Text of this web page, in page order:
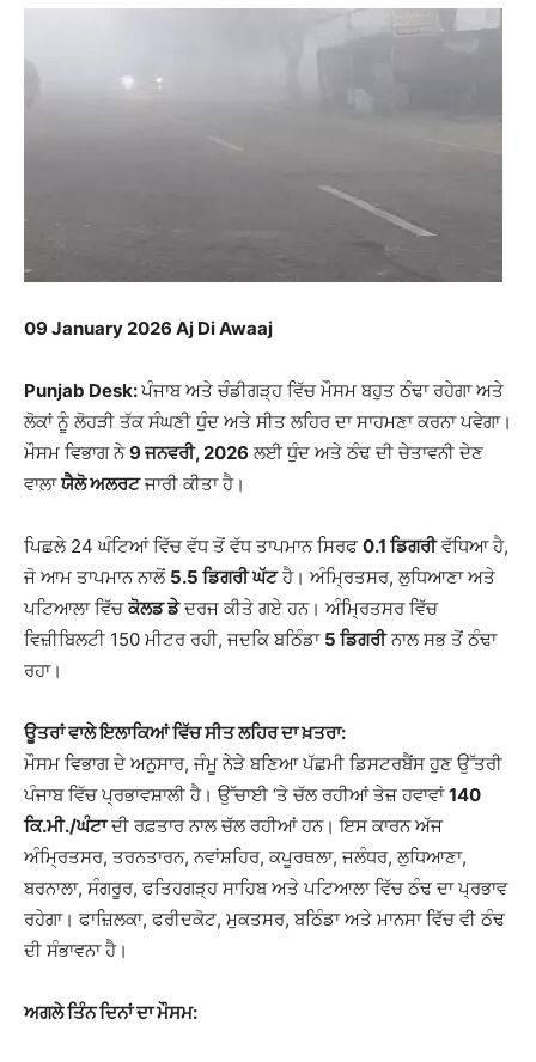
09 January 2026 Aj Di Awaaj
Punjab Desk:ਪੰਜਾਬ ਅਤੇ ਚੰਡੀਗੜ੍ਹ ਵਿੱਚ ਮੌਸਮ ਬਹੁਤ ਠੰਢਾ ਰਹੇਗਾ ਅਤੇ
ਲੋਕਾਂ ਨੂੰ ਲੋਹੜੀ ਤੱਕ ਸੰਘਣੀ ਧੁੰਦ ਅਤੇ ਸੀਤ ਲਹਿਰ ਦਾ ਸਾਹਮਣਾ ਕਰਨਾ ਪਵੇਗਾ।
ਮੌਸਮ ਵਿਭਾਗ ਨੇ9 ਜਨਵਰੀ, 2026 ਲਈ ਧੁੰਦ ਅਤੇ ਠੰਢ ਦੀ ਚੇਤਾਵਨੀ ਦੇਣ
ਵਾਲਾਯੈਲੋ ਅਲਰਟਜਾਰੀ ਕੀਤਾ ਹੈ।
ਪਿਛਲੇ 24 ਘੰਟਿਆਂ ਵਿੱਚ ਵੱਧ ਤੋਂ ਵੱਧ ਤਾਪਮਾਨ ਸਿਰਫ 0.1 ਡਿਗਰੀਵੱਧਿਆ ਹੈ,
ਜੋ ਆਮ ਤਾਪਮਾਨ ਨਾਲੋਂ 5.5 ਡਿਗਰੀ ਘੱਟਹੈ। ਅੰਮ੍ਰਿਤਸਰ, ਲੁਧਿਆਣਾ ਅਤੇ
ਪਟਿਆਲਾ ਵਿੱਚਕੋਲਡ ਡੇਦਰਜ ਕੀਤੇ ਗਏ ਹਨ। ਅੰਮ੍ਰਿਤਸਰ ਵਿੱਚ
ਵਿਜ਼ੀਬਿਲਟੀ 150 ਮੀਟਰ ਰਹੀ, ਜਦਕਿ ਬਠਿੰਡਾ 5 ਡਿਗਰੀਨਾਲ ਸਭ ਤੋਂ ਠੰਢਾ
ਰਹਾ।
ਊਤਰਾਂ ਵਾਲੇ ਇਲਾਕਿਆਂ ਵਿੱਚ ਸੀਤ ਲਹਿਰ ਦਾ ਖ਼ਤਰਾ:
ਮੌਸਮ ਵਿਭਾਗ ਦੇ ਅਨੁਸਾਰ, ਜੰਮੂ ਨੇੜੇ ਬਣਿਆ ਪੱਛਮੀ ਡਿਸਟਰਬੈਂਸ ਹੁਣ ਉੱਤਰੀ
ਪੰਜਾਬ ਵਿੱਚ ਪ੍ਰਭਾਵਸ਼ਾਲੀ ਹੈ। ਉੱਚਾਈ ‘ਤੇ ਚੱਲ ਰਹੀਆਂ ਤੇਜ਼ ਹਵਾਵਾਂ140
ਕਿ.ਮੀ./ਘੰਟਾਦੀ ਰਫ਼ਤਾਰ ਨਾਲ ਚੱਲ ਰਹੀਆਂ ਹਨ। ਇਸ ਕਾਰਨ ਅੱਜ
ਅੰਮ੍ਰਿਤਸਰ, ਤਰਨਤਾਰਨ, ਨਵਾਂਸ਼ਹਿਰ, ਕਪੂਰਥਲਾ, ਜਲੰਧਰ, ਲੁਧਿਆਣਾ,
ਬਰਨਾਲਾ, ਸੰਗਰੂਰ, ਫਤਿਹਗੜ੍ਹ ਸਾਹਿਬ ਅਤੇ ਪਟਿਆਲਾ ਵਿੱਚ ਠੰਢ ਦਾ ਪ੍ਰਭਾਵ
ਰਹੇਗਾ। ਫਾਜ਼ਿਲਕਾ, ਫਰੀਦਕੋਟ, ਮੁਕਤਸਰ, ਬਠਿੰਡਾ ਅਤੇ ਮਾਨਸਾ ਵਿੱਚ ਵੀ ਠੰਢ
ਦੀ ਸੰਭਾਵਨਾ ਹੈ।
ਅਗਲੇ ਤਿੰਨ ਦਿਨਾਂ ਦਾ ਮੌਸਮ: